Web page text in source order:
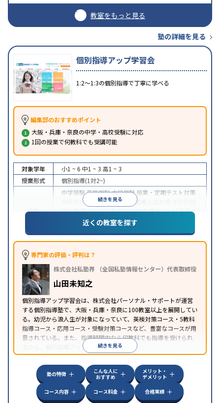
教室をもっと見る
塾の詳細を見る
個別指導アップ学習会
1:2〜1:3の個別指導で丁寧に学べる
編集部のおすすめポイント
大阪・兵庫・奈良の中学・高校受験に対応
1回の授業で何教科でも受講可能
続きを見る
対象学年 小1 ~ 6 中1 ~ 3 高1 ~ 3
授業形式
個別指導(1対2~)
目的
中学受験高校受験大学受験 授業・定期テスト対策
内申点対策
学習習慣の定着 推薦入試対策
化対策国公立大対策私大対策共通テスト対策英検
(英語検定)対策漢検(漢字検定)対策
特徴
中高一貫校生に対応授業の振替可能不登校生に対
応
オンライン対応
子どもに対応
近くの教室を探す
専門家の評価・評判は？
株式会社私塾界 （全国私塾情報センター）代表取締役
山田未知之
個別指導アップ学習会は、株式会社パーソナル・サポートが運営
する個別指導塾で、大阪・兵庫・奈良に100教室以上を展開してい
る。幼児から浪人生が対象になっていて、英検対策コース・5教科
指導コース・応用コース・受験対策コースなど、豊富なコースが用
意されている。また、指導時間内なら何教科でも指導を受けられ
るのも、個別指導アップ学習会の特徴。
続きを見る
塾の特徴
こんな人に
おすすめ
メリット・
デメリット
コース内容
コース料金 合格実績